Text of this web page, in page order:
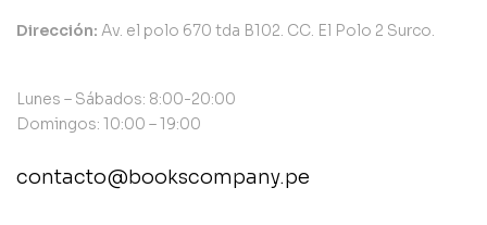
Dirección: Av. el polo 670 tda B102. CC. El Polo 2 Surco.
Lunes – Sábados: 8:00-20:00
Domingos: 10:00 – 19:00
contacto@bookscompany.pe